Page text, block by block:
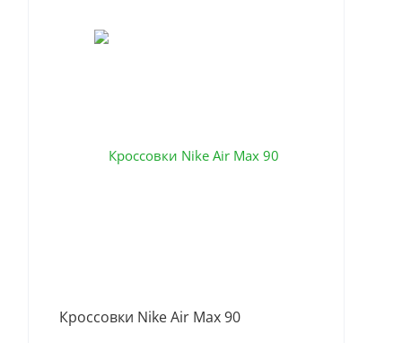
Кроссовки Nike Air Max 90